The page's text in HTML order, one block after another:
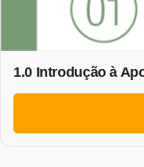
1.0 Introdução à